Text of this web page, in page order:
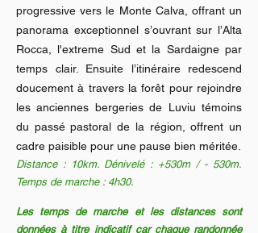
progressive vers le Monte Calva, offrant un
panorama exceptionnel s’ouvrant sur l’Alta
Rocca, l'extreme Sud et la Sardaigne par
temps clair. Ensuite l’itinéraire redescend
doucement à travers la forêt pour rejoindre
les anciennes bergeries de Luviu témoins
du passé pastoral de la région, offrent un
cadre paisible pour une pause bien méritée.
Distance : 10km. Dénivelé : +530m / - 530m.
Temps de marche : 4h30.
Les temps de marche et les distances sont
données à titre indicatif car chaque randonnée